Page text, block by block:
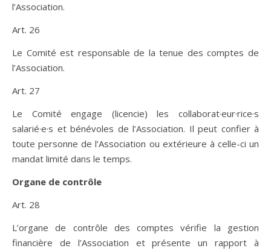
l’Association.
Art. 26
Le Comité est responsable de la tenue des comptes de
l’Association.
Art. 27
Le Comité engage (licencie) les collaborat·eur·rice·s
salarié·e·s et bénévoles de l’Association. Il peut confier à
toute personne de l’Association ou extérieure à celle-ci un
mandat limité dans le temps.
Organe de contrôle
Art. 28
L’organe de contrôle des comptes vérifie la gestion
financière de l’Association et présente un rapport à